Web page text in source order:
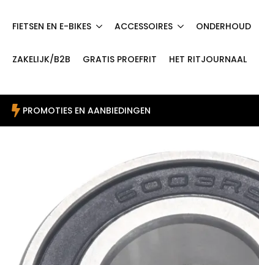
FIETSEN EN E-BIKES ACCESSOIRES ONDERHOUD
ZAKELIJK/B2B GRATIS PROEFRIT HET RITJOURNAAL
PROMOTIES EN AANBIEDINGEN